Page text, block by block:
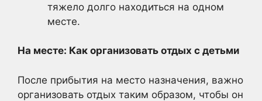
тяжело долго находиться на одном
месте.
На месте: Как организовать отдых с детьми
После прибытия на место назначения, важно
организовать отдых таким образом, чтобы он